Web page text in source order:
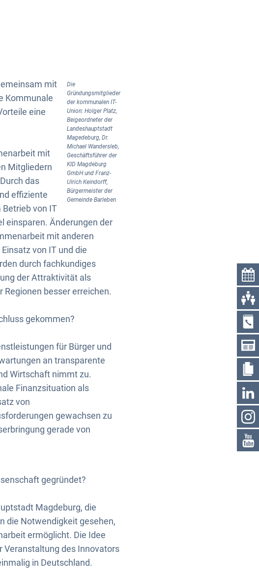
Die
Gründungsmitglieder
der kommunalen IT-
Union: Holger Platz,
Beigeordneter der
Landeshauptstadt
Magedeburg, Dr.
Michael Wandersleb,
Geschäftsführer der
KID Magdeburg
GmbH und Franz-
Ulrich Keindorff,
Bürgermeister der
Gemeinde Barleben
mit
Kommunale
eine
mit
Mitgliedern
das
effiziente
von IT
einsparen. Änderungen der
mit anderen
von IT und die
durch fachkundiges
der Attraktivität als
besser erreichen.
gekommen?
für Bürger und
an transparente
Wirtschaft nimmt zu.
Finanzsituation als
von
gewachsen zu
gerade von
gegründet?
Magdeburg, die
die Notwendigkeit gesehen,
ermöglicht. Die Idee
Veranstaltung des Innovators
in Deutschland.